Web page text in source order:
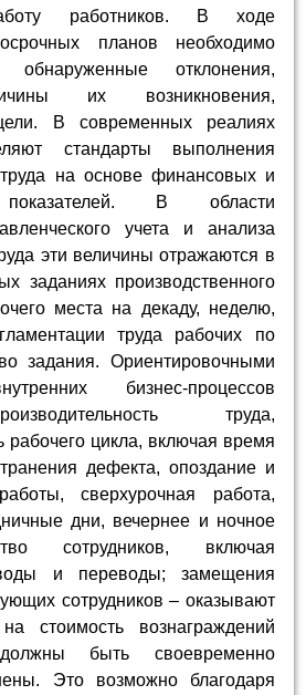
работников. В ходе
планов необходимо
обнаруженные отклонения,
их возникновения,
цели. В современных реалиях
стандарты выполнения
на основе финансовых и
В области
учета и анализа
эти величины отражаются в
заданиях производственного
места на декаду, неделю,
труда рабочих по
задания. Ориентировочными
бизнес-процессов
труда,
рабочего цикла, включая время
дефекта, опоздание и
сверхурочная работа,
дни, вечернее и ночное
сотрудников, включая
и переводы; замещения
сотрудников – оказывают
стоимость вознаграждений
быть своевременно
Это возможно благодаря